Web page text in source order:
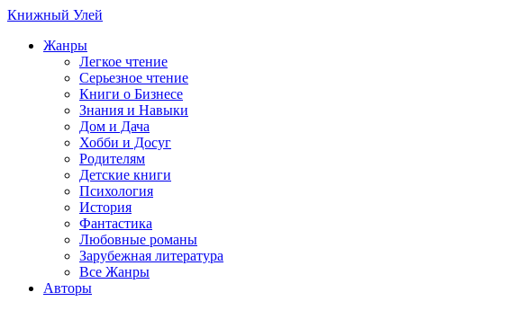
Книжный Улей
Жанры
Легкое чтение
Серьезное чтение
Книги о Бизнесе
Знания и Навыки
Дом и Дача
Хобби и Досуг
Родителям
Детские книги
Психология
История
Фантастика
Любовные романы
Зарубежная литература
Все Жанры
Авторы